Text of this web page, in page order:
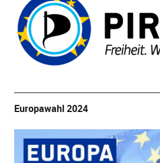
Europawahl 2024